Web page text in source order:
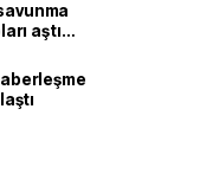
aştı